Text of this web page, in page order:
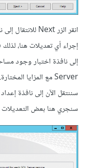
سنجري هنا بعض التعديلات